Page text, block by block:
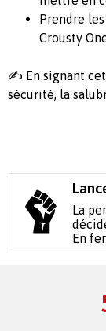
Prendre
Crousty
✍️ En signant
sécurité, la
La
En